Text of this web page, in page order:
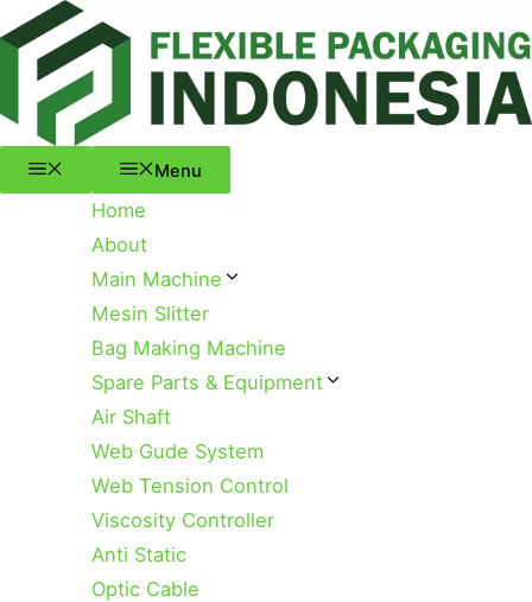
Skip
to
content
Menu
Menu
Home
About
Main Machine
Mesin Slitter
Bag Making Machine
Spare Parts & Equipment
Air Shaft
Web Gude System
Web Tension Control
Viscosity Controller
Anti Static
Optic Cable